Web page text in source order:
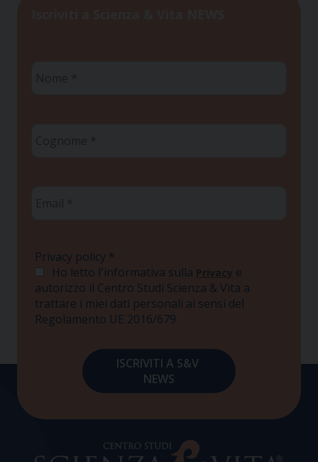
Privacy policy *
Ho letto l'informativa sulla Privacy e
autorizzo il Centro Studi Scienza & Vita a
trattare i miei dati personali ai sensi del
Regolamento UE 2016/679